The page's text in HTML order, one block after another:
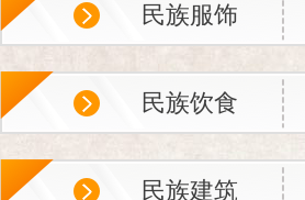
民族服饰
民族饮食
民族建筑